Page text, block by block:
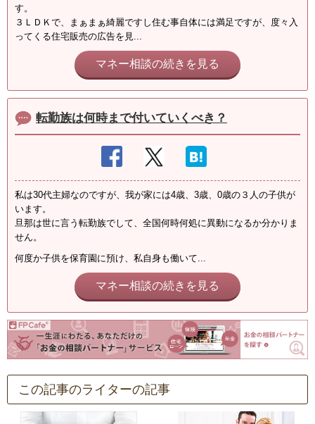
す。
３ＬＤＫで、まぁまぁ綺麗ですし住む事自体には満足ですが、度々入
ってくる住宅販売の広告を見...
マネー相談の続きを見る
転勤族は何時まで付いていくべき？
私は30代主婦なのですが、我が家には4歳、3歳、0歳の３人の子供が
います。
旦那は世に言う転勤族でして、全国何時何処に異動になるか分かりま
せん。
何度か子供を保育園に預け、私自身も働いて...
マネー相談の続きを見る
この記事のライターの記事